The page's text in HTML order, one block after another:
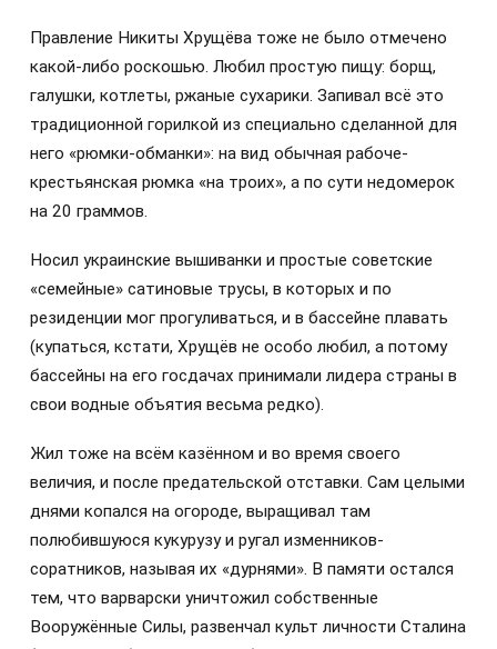
Правление Никиты Хрущёва тоже не было отмечено
какой-либо роскошью. Любил простую пищу: борщ,
галушки, котлеты, ржаные сухарики. Запивал всё это
традиционной горилкой из специально сделанной для
него «рюмки-обманки»: на вид обычная рабоче-
крестьянская рюмка «на троих», а по сути недомерок
на 20 граммов.
Носил украинские вышиванки и простые советские
«семейные» сатиновые трусы, в которых и по
резиденции мог прогуливаться, и в бассейне плавать
(купаться, кстати, Хрущёв не особо любил, а потому
бассейны на его госдачах принимали лидера страны в
свои водные объятия весьма редко).
Жил тоже на всём казённом и во время своего
величия, и после предательской отставки. Сам целыми
днями копался на огороде, выращивал там
полюбившуюся кукурузу и ругал изменников-
соратников, называя их «дурнями». В памяти остался
тем, что варварски уничтожил собственные
Вооружённые Силы, развенчал культ личности Сталина